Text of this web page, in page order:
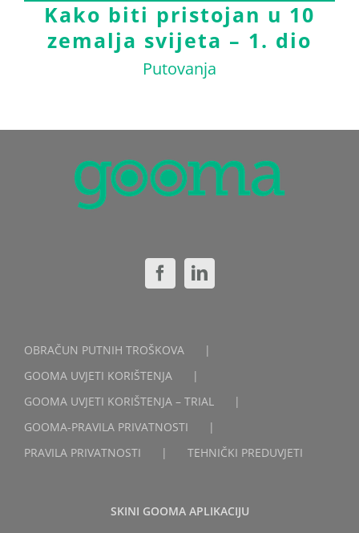
Kako biti pristojan u 10
zemalja svijeta – 1. dio
Putovanja
OBRAČUN PUTNIH TROŠKOVA
GOOMA UVJETI KORIŠTENJA
GOOMA UVJETI KORIŠTENJA – TRIAL
GOOMA-PRAVILA PRIVATNOSTI
PRAVILA PRIVATNOSTI
TEHNIČKI PREDUVJETI
SKINI GOOMA APLIKACIJU